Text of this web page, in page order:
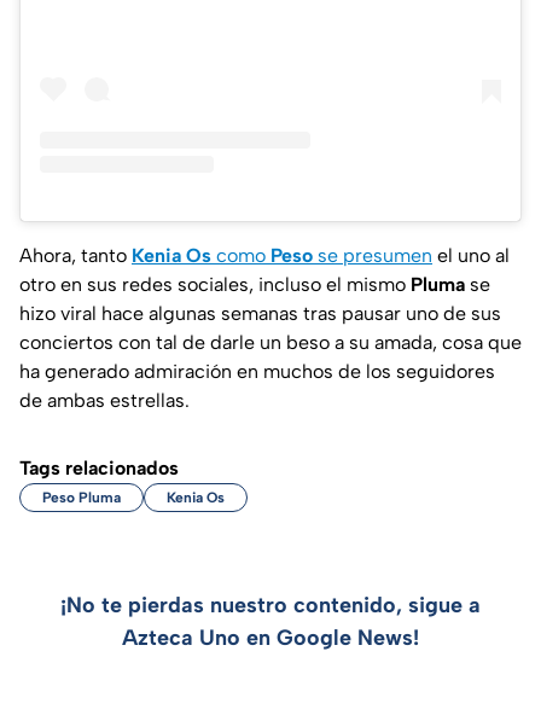
Ahora, tanto Kenia Os como Peso se presumen el uno al
otro en sus redes sociales, incluso el mismo Pluma se
hizo viral hace algunas semanas tras pausar uno de sus
conciertos con tal de darle un beso a su amada, cosa que
ha generado admiración en muchos de los seguidores
de ambas estrellas.
Tags relacionados
Peso Pluma Kenia Os
¡No te pierdas nuestro contenido, sigue a
Azteca Uno en Google News!